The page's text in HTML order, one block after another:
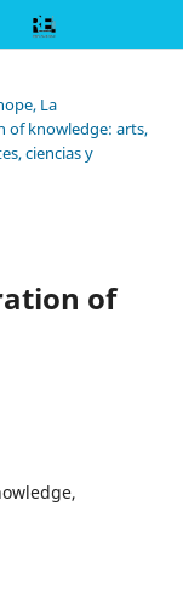
La
of knowledge: arts,
ciencias y
of